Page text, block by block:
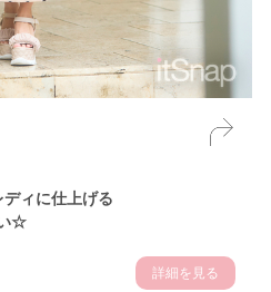
ディに仕上げる
☆
詳細を見る